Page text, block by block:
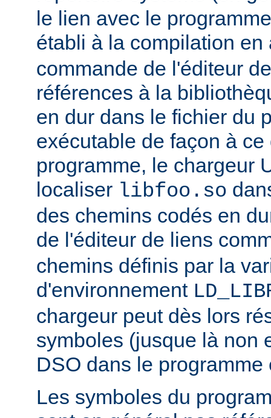
le lien avec le
établi à la compilation
commande de l'éditeur
références à la
en dur dans le fichier du
exécutable de façon à
programme, le chargeur
localiser libfoo.so
des chemins codés en
de l'éditeur de liens
chemins définis par la
d'environnement
chargeur peut dès lors
symboles (jusque là non
DSO dans le programme
Les symboles du